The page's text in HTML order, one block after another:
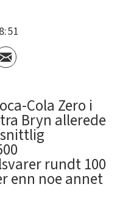
Cola Zero i
Bryn allerede
rundt 100
enn noe annet